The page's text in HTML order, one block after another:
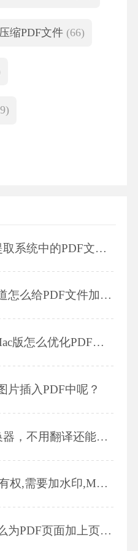
压缩PDF文件 (66)
中的PDF文件内容？
加密烦恼吗?这个方法Get起来!
怎么优化PDF文件？
片插入PDF中呢？
不用翻译还能转Word!
水印,Mac用户如何操作?
页面加上页码呢？